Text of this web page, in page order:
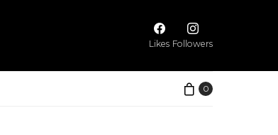
Likes Followers
0